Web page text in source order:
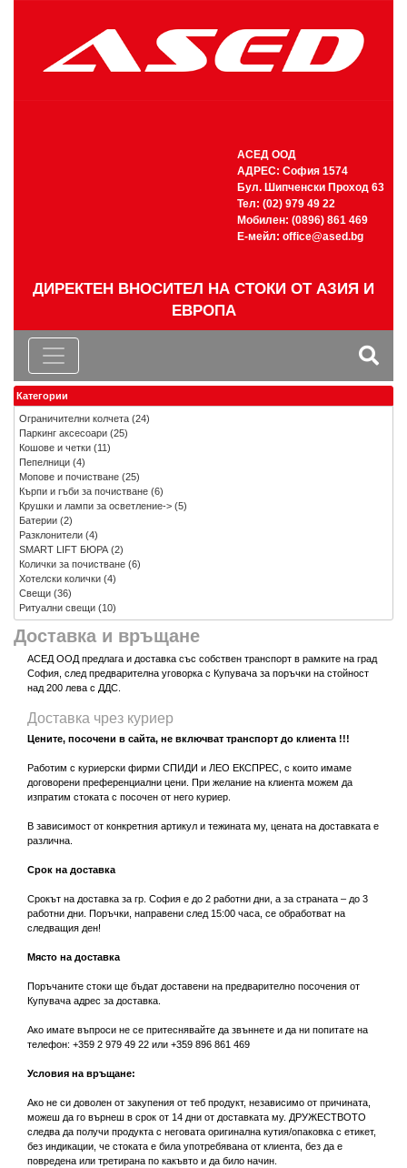
АСЕД ООД
АДРЕС: София 1574
Бул. Шипченски Проход 63
Тел: (02) 979 49 22
Мобилен: (0896) 861 469
Е-мейл: office@ased.bg
ДИРЕКТЕН ВНОСИТЕЛ НА СТОКИ ОТ АЗИЯ И
ЕВРОПА
Доставка и връщане
АСЕД ООД предлага и доставка със собствен транспорт в рамките на град
София, след предварителна уговорка с Купувача за поръчки на стойност
над 200 лева с ДДС.
Доставка чрез куриер
Цените, посочени в сайта, не включват транспорт до клиента !!!
Работим с куриерски фирми СПИДИ и ЛЕО ЕКСПРЕС, с които имаме
договорени преференциални цени. При желание на клиента можем да
изпратим стоката с посочен от него куриер.
В зависимост от конкретния артикул и тежината му, цената на доставката е
различна.
Срок на доставка
Срокът на доставка за гр. София е до 2 работни дни, а за страната – до 3
работни дни. Поръчки, направени след 15:00 часа, се обработват на
следващия ден!
Място на доставка
Поръчаните стоки ще бъдат доставени на предварително посочения от
Купувача адрес за доставка.
Ако имате въпроси не се притеснявайте да звъннете и да ни попитате на
телефон: +359 2 979 49 22 или +359 896 861 469
Условия на връщане:
Ако не си доволен от закупения от теб продукт, независимо от причината,
можеш да го върнеш в срок от 14 дни от доставката му. ДРУЖЕСТВОТО
следва да получи продукта с неговата оригинална кутия/опаковка с етикет,
без индикации, че стоката е била употребявана от клиента, без да е
повредена или третирана по какъвто и да било начин.
Категории
Ограничителни колчета (24)
Паркинг аксесоари (25)
Кошове и четки (11)
Пепелници (4)
Мопове и почистване (25)
Кърпи и гъби за почистване (6)
Крушки и лампи за осветление-> (5)
Батерии (2)
Разклонители (4)
SMART LIFT БЮРА(2)
Колички за почистване (6)
Хотелски колички (4)
Свещи (36)
Ритуални свещи (10)